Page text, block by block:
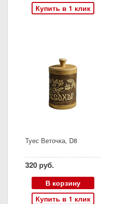
Купить в 1 клик
Туес Веточка, D8
320 руб.
В корзину
Купить в 1 клик